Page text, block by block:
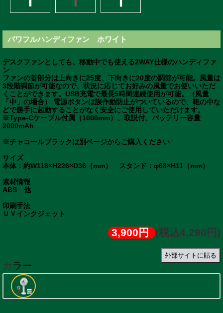
パワフルハンディファン ホワイト
デスクファンとしても、移動中でも使える2WAY仕様のハンディファ
ン
ファンの首部分は上向きに25度、下向きに20度の調節が可能。風量は
3段階調節が可能なので、状況に応じてお好みの風量でお使いいただ
くことができます。USB充電で最長5時間連続使用が可能。（風量
「中」の場合） 電源ボタンは誤作動防止がついているので、鞄の中な
どで勝手に起動することがなく安全にご使用していただけます。
※Type-Cケーブル付属（1000mm）、取説付、バッテリー容量
2000mAh
※チャコールブラックは別ページからご購入ください
サイズ
本体：約W118×H226×D36（mm） スタンド：φ68×H11（mm）
素材情報
ABS 他
印刷手法
3,900円 (税込4,290円)
外部サイトに貼る
カラー